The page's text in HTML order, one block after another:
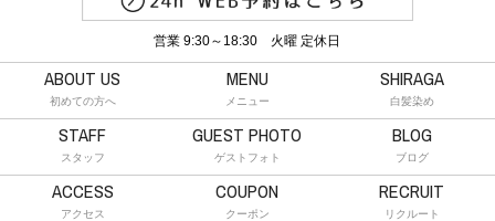
営業 9:30～18:30 火曜 定休日
ABOUT US
初めての方へ
MENU
メニュー
SHIRAGA
白髪染め
STAFF
スタッフ
GUEST PHOTO
ゲストフォト
BLOG
ブログ
ACCESS
アクセス
COUPON
クーポン
RECRUIT
リクルート